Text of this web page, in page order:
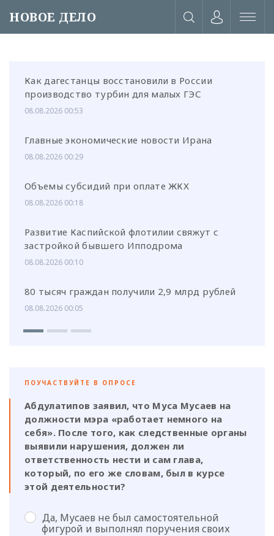
НОВОЕ ДЕЛО
или через соц. сети
Как дагестанцы восстановили в России
производство турбин для малых ГЭС
08.08.2026 00:53
Главные экономические новости Ирана
08.08.2026 00:29
Объемы субсидий при оплате ЖКХ
08.08.2026 00:18
Развитие Каспийской флотилии свяжут с
застройкой бывшего Ипподрома
08.08.2026 00:10
80 тысяч граждан получили 2,9 млрд рублей
08.08.2026 00:05
ПОУЧАСТВУЙТЕ В ОПРОСЕ
Абдулатипов заявил, что Муса Мусаев на
должности мэра «работает немного на
себя». После того, как следственные органы
выявили нарушения, должен ли
ответственность нести и сам глава,
который, по его же словам, был в курсе
этой деятельности?
Да, Мусаев не был самостоятельной
фигурой и выполнял поручения своих